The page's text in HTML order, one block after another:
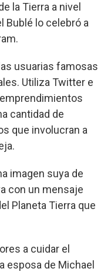
la Tierra a nivel
Bublé lo celebró a
usuarias famosas
Utiliza Twitter e
cantidad de
que involucran a
imagen suya de
con un mensaje
Planeta Tierra que
a cuidar el
esposa de Michael